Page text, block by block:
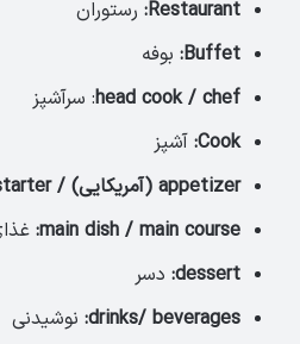
Restaurant: رستوران
Buffet: بوفه
head cook / chef: سرآشپز
Cook: آشپز
appetizer (آمریکایی) / starter (بریتانیایی):
main dish / main course:
dessert: دسر
drinks/ beverages: نوشیدنی